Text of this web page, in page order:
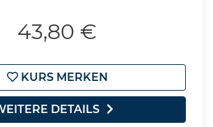
43,80 €
KURS MERKEN
DETAILS